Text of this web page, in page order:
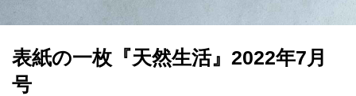
表紙の一枚『天然生活』2022年7月
号